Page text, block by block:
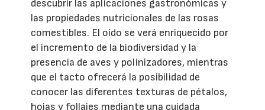
descubrir las aplicaciones gastronómicas y
las propiedades nutricionales de las rosas
comestibles. El oído se verá enriquecido por
el incremento de la biodiversidad y la
presencia de aves y polinizadores, mientras
que el tacto ofrecerá la posibilidad de
conocer las diferentes texturas de pétalos,
hojas y follajes mediante una cuidada